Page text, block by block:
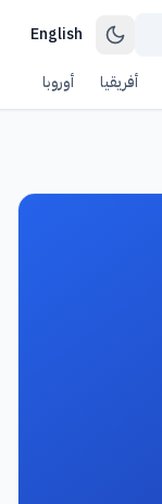
English
أفريقيا أوروبا